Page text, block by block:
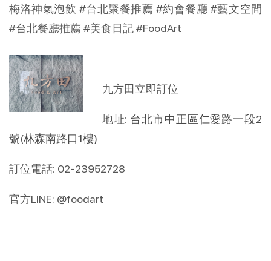
梅洛神氣泡飲 #台北聚餐推薦 #約會餐廳 #藝文空間
#台北餐廳推薦 #美食日記#FoodArt
九方田立即訂位
地址: 台北市中正區仁愛路一段2
號(林森南路口1樓)
訂位電話: 02-23952728
官方LINE: @foodart